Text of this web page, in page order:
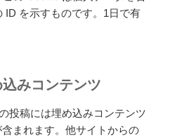
ID を示すものです。1日で有
みコンテンツ
投稿には埋め込みコンテンツ
まれます。他サイトからの